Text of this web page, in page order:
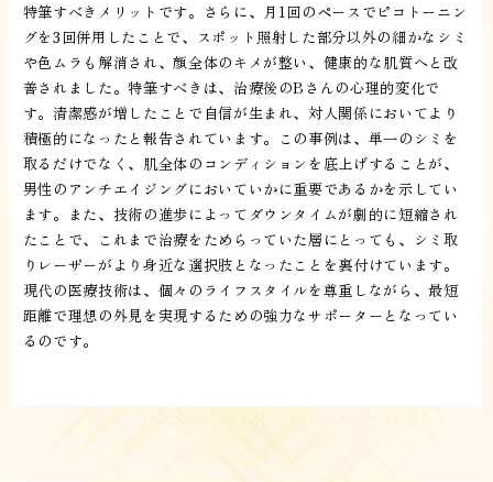
特筆すべきメリットです。さらに、月1回のペースでピコトーニン
グを3回併用したことで、スポット照射した部分以外の細かなシミ
や色ムラも解消され、顔全体のキメが整い、健康的な肌質へと改
善されました。特筆すべきは、治療後のBさんの心理的変化で
す。清潔感が増したことで自信が生まれ、対人関係においてより
積極的になったと報告されています。この事例は、単一のシミを
取るだけでなく、肌全体のコンディションを底上げすることが、
男性のアンチエイジングにおいていかに重要であるかを示してい
ます。また、技術の進歩によってダウンタイムが劇的に短縮され
たことで、これまで治療をためらっていた層にとっても、シミ取
りレーザーがより身近な選択肢となったことを裏付けています。
現代の医療技術は、個々のライフスタイルを尊重しながら、最短
距離で理想の外見を実現するための強力なサポーターとなってい
るのです。